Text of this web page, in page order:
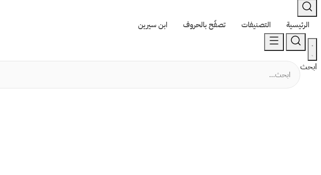
الرئيسية التصنيفات تصفّح بالحروف ابن سيرين
ابحث